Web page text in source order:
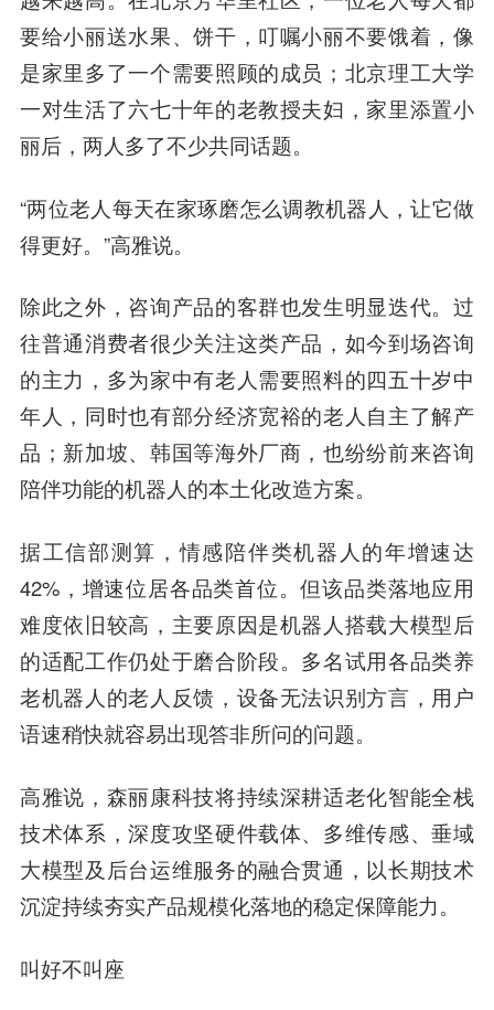
要给小丽送水果、饼干，叮嘱小丽不要饿着，像
是家里多了一个需要照顾的成员；北京理工大学
一对生活了六七十年的老教授夫妇，家里添置小
丽后，两人多了不少共同话题。
“两位老人每天在家琢磨怎么调教机器人，让它做
得更好。”高雅说。
除此之外，咨询产品的客群也发生明显迭代。过
往普通消费者很少关注这类产品，如今到场咨询
的主力，多为家中有老人需要照料的四五十岁中
年人，同时也有部分经济宽裕的老人自主了解产
品；新加坡、韩国等海外厂商，也纷纷前来咨询
陪伴功能的机器人的本土化改造方案。
据工信部测算，情感陪伴类机器人的年增速达
42%，增速位居各品类首位。但该品类落地应用
难度依旧较高，主要原因是机器人搭载大模型后
的适配工作仍处于磨合阶段。多名试用各品类养
老机器人的老人反馈，设备无法识别方言，用户
语速稍快就容易出现答非所问的问题。
高雅说，森丽康科技将持续深耕适老化智能全栈
技术体系，深度攻坚硬件载体、多维传感、垂域
大模型及后台运维服务的融合贯通，以长期技术
沉淀持续夯实产品规模化落地的稳定保障能力。
叫好不叫座